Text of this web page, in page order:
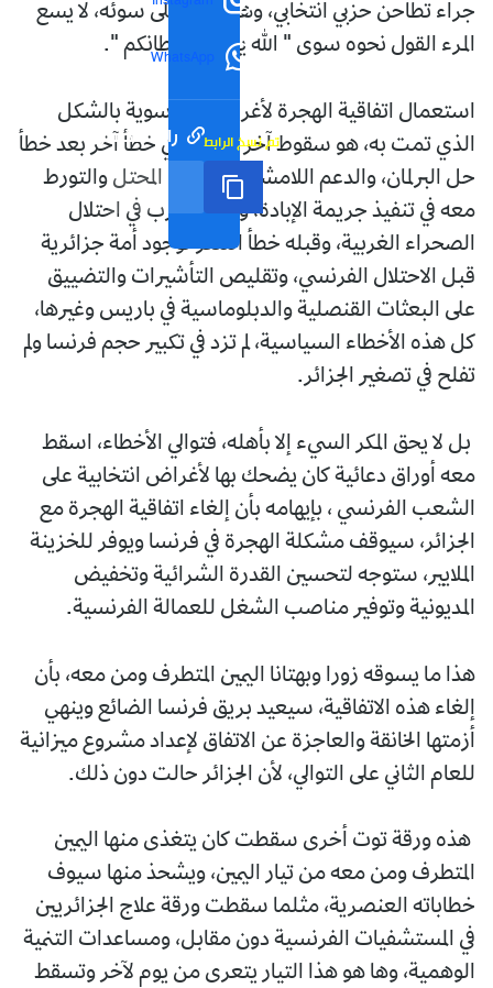
WhatsApp
رابط مختصر تم نسخ الرابط
جراء تطاحن حزبي انتخابي، وهو وضع على سوئه، لا يسع
المرء القول نحوه سوى " الله يقوي شيطانكم ".
استعمال اتفاقية الهجرة لأغراض سياسوية بالشكل
الذي تمت به، هو سقوط آخر لفرنسا في خطأ آخر بعد خطأ
حل البرلمان، والدعم اللامشروط للكيان المحتل والتورط
معه في تنفيذ جريمة الإبادة، ودعم المغرب في احتلال
الصحراء الغربية، وقبله خطأ التنكر لوجود أمة جزائرية
قبل الاحتلال الفرنسي، وتقليص التأشيرات والتضييق
على البعثات القنصلية والدبلوماسية في باريس وغيرها،
كل هذه الأخطاء السياسية، لم تزد في تكبير حجم فرنسا ولم
تفلح في تصغير الجزائر.
بل لا يحق المكر السيء إلا بأهله، فتوالي الأخطاء، اسقط
معه أوراق دعائية كان يضحك بها لأغراض انتخابية على
الشعب الفرنسي ، بإيهامه بأن إلغاء اتفاقية الهجرة مع
الجزائر، سيوقف مشكلة الهجرة في فرنسا ويوفر للخزينة
الملايير، ستوجه لتحسين القدرة الشرائية وتخفيض
المديونية وتوفير مناصب الشغل للعمالة الفرنسية.
هذا ما يسوقه زورا وبهتانا اليمين المتطرف ومن معه، بأن
إلغاء هذه الاتفاقية، سيعيد بريق فرنسا الضائع وينهي
أزمتها الخانقة والعاجزة عن الاتفاق لإعداد مشروع ميزانية
للعام الثاني على التوالي، لأن الجزائر حالت دون ذلك.
هذه ورقة توت أخرى سقطت كان يتغذى منها اليمين
المتطرف ومن معه من تيار اليمين، ويشحذ منها سيوف
خطاباته العنصرية، مثلما سقطت ورقة علاج الجزائريين
في المستشفيات الفرنسية دون مقابل، ومساعدات التنمية
الوهمية، وها هو هذا التيار يتعرى من يوم لآخر وتسقط